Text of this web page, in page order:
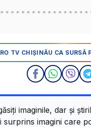
TV CHIȘINĂU CA SURSĂ
imaginile, dar și
imagini care